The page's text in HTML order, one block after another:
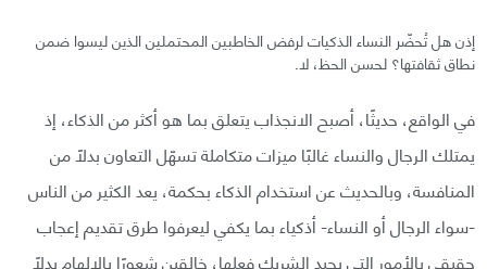
إذن هل تُحضّر النساء الذكيات لرفض الخاطبين المحتملين الذين ليسوا ضمن
نطاق ثقافتها؟ لحسن الحظ، لا.
في الواقع، حديثًا، أصبح الانجذاب يتعلق بما هو أكثر من الذكاء، إذ
يمتلك الرجال والنساء غالبًا ميزات متكاملة تسهّل التعاون بدلًا من
المنافسة، وبالحديث عن استخدام الذكاء بحكمة، يعد الكثير من الناس
-سواء الرجال أو النساء- أذكياء بما يكفي ليعرفوا طرق تقديم إعجاب
حقيقي بالأمور التي يجيد الشريك فعلها، خالقين شعورًا بالإلهام بدلًا